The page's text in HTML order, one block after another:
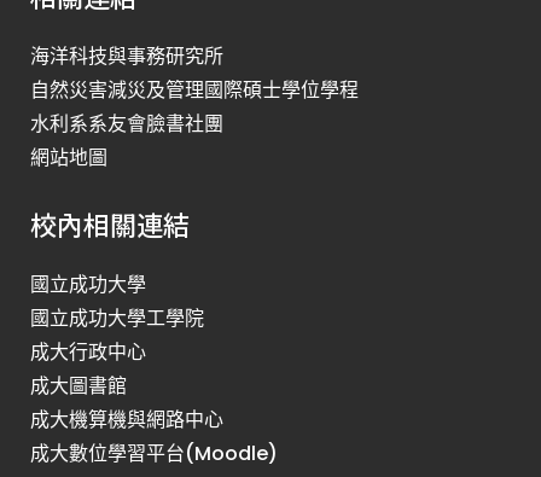
海洋科技與事務研究所
自然災害減災及管理國際碩士學位學程
水利系系友會臉書社團
網站地圖
校內相關連結
國立成功大學
國立成功大學工學院
成大行政中心
成大圖書館
成大機算機與網路中心
成大數位學習平台(Moodle)